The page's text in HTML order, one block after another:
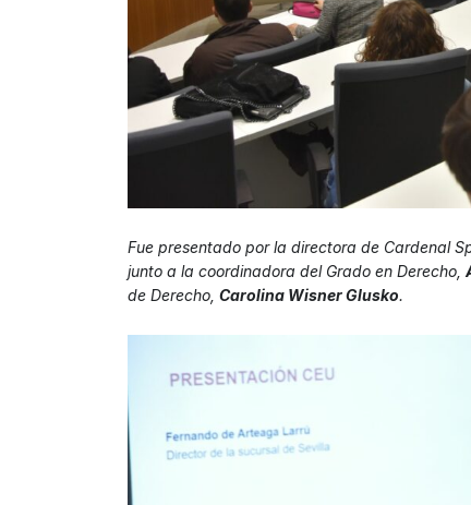
Fue presentado por la directora de Cardenal
junto a la coordinadora del Grado en Derecho,
de Derecho, Carolina Wisner Glusko.